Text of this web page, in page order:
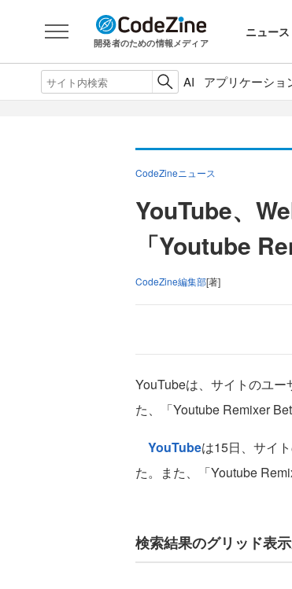
開発者のための情報メディア
ニュース
AI アプリケーショ
CodeZineニュース
YouTube、
「Youtube
CodeZine編集部[著]
YouTubeは、サイトのユ
た、「Youtube Remixer
YouTubeは15日、サイ
た。また、「Youtube
検索結果のグリッド表